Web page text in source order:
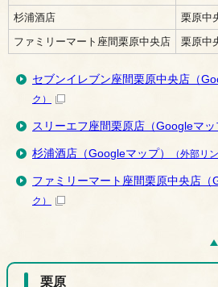
杉浦酒店
栗原中
ファミリーマート座間栗原中央店
栗原中
セブンイレブン座間栗原中央店（
ク）
スリーエフ座間栗原店（Googleマッ
杉浦酒店（Googleマップ） （外部リ
ファミリーマート座間栗原中央店（
ク）
栗原